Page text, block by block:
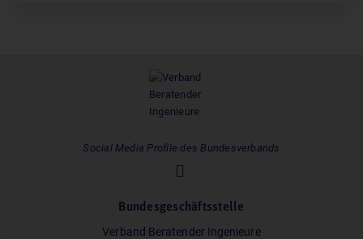
Social Media Profile des Bundesverbands
Bundesgeschäftsstelle
Verband Beratender Ingenieure